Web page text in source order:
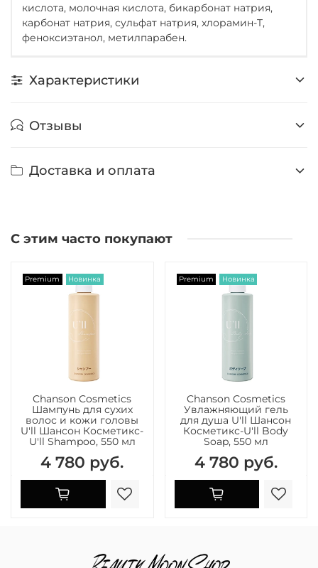
кислота, молочная кислота, бикарбонат натрия,
карбонат натрия, сульфат натрия, хлорамин-T,
феноксиэтанол, метилпарабен.
Характеристики
Отзывы
Доставка и оплата
С этим часто покупают
Premium Новинка
Chanson Сosmetics
Шампунь для сухих
волос и кожи головы
U'll Шансон Косметикс-
U'll Shampoo, 550 мл
4 780 руб.
Premium Новинка
Chanson Сosmetics
Увлажняющий гель
для душа U'll Шансон
Косметикс-U'll Body
Soap, 550 мл
4 780 руб.